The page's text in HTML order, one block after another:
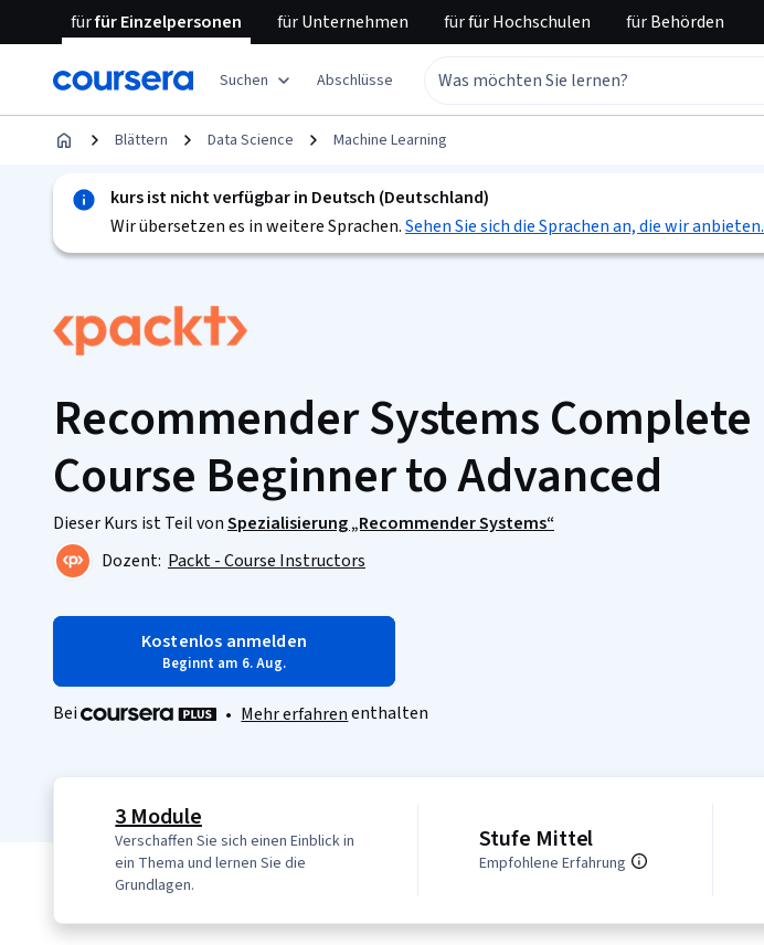
fürfür Einzelpersonen fürUnternehmen fürfür Hochschulen fürBehörden
Suchen Abschlüsse
Blättern Data Science Machine Learning
kurs ist nicht verfügbar in Deutsch (Deutschland)
Wir übersetzen es in weitere Sprachen.Sehen Sie sich die Sprachen an, die wir anbieten.
Recommender Systems Complete
Course Beginner to Advanced
Dieser Kurs ist Teil vonSpezialisierung „Recommender Systems“
Dozent: Packt - Course Instructors
Kostenlos anmelden
Beginnt am 6. Aug.
Bei • Mehr erfahrenenthalten
3 Module
Verschaffen Sie sich einen Einblick in
ein Thema und lernen Sie die
Grundlagen.
Stufe Mittel
Empfohlene Erfahrung